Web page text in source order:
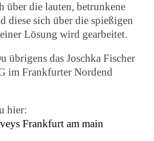
über die lauten, betrunkene
diese sich über die spießigen
Lösung wird gearbeitet.
übrigens das Joschka Fischer
im Frankfurter Nordend
hier: